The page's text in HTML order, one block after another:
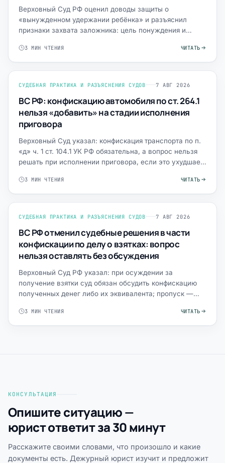
Верховный Суд РФ оценил доводы защиты о
«вынужденном удержании ребёнка» и разъяснил
признаки захвата заложника: цель понуждения и
3 МИН ЧТЕНИЯ ЧИТАТЬ
СУДЕБНАЯ ПРАКТИКА И РАЗЪЯСНЕНИЯ СУДОВ 7 АВГ 2026
ВС РФ: конфискацию автомобиля по ст. 264.1
нельзя «добавить» на стадии исполнения
приговора
Верховный Суд указал: конфискация транспорта по п.
«д» ч. 1 ст. 104.1 УК РФ обязательна, а вопрос нельзя
решать при исполнении приговора, если это ухудшает
3 МИН ЧТЕНИЯ ЧИТАТЬ
СУДЕБНАЯ ПРАКТИКА И РАЗЪЯСНЕНИЯ СУДОВ 7 АВГ 2026
ВС РФ отменил судебные решения в части
конфискации по делу о взятках: вопрос
нельзя оставлять без обсуждения
Верховный Суд РФ указал: при осуждении за
получение взятки суд обязан обсудить конфискацию
полученных денег либо их эквивалента; пропуск —
3 МИН ЧТЕНИЯ ЧИТАТЬ
КОНСУЛЬТАЦИЯ
Опишите ситуацию —
юрист ответит за 30 минут
Расскажите своими словами, что произошло и какие
документы есть. Дежурный юрист изучит и предложит